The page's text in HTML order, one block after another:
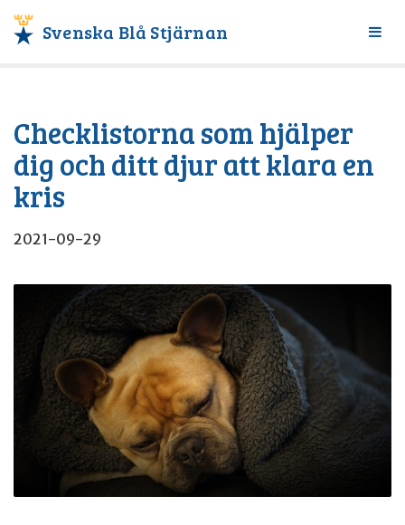
Svenska Blå Stjärnan
Växla
Checklistorna som hjälper
dig och ditt djur att klara en
kris
2021-09-29